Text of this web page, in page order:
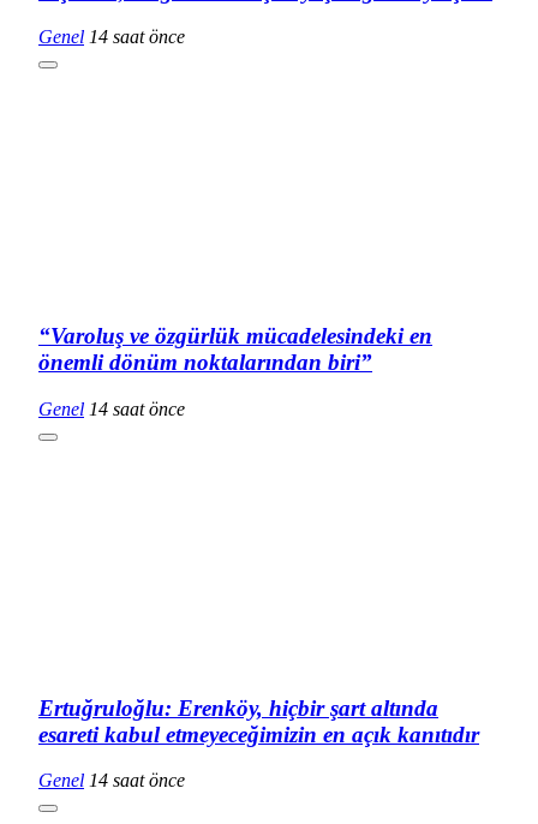
Genel 14 saat önce
“Varoluş ve özgürlük mücadelesindeki en
önemli dönüm noktalarından biri”
Genel 14 saat önce
Ertuğruloğlu: Erenköy, hiçbir şart altında
esareti kabul etmeyeceğimizin en açık kanıtıdır
Genel 14 saat önce